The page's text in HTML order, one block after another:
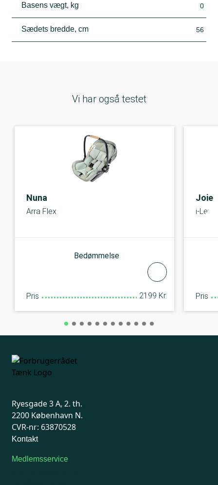
Basens vægt, kg 0
Sædets bredde, cm 56
Vi har også testet
Nuna
Arra Flex
Bedømmelse
Pris 2199 Kr.
Joie
i-
Pris
Ryesgade 3 A, 2. th.
2200 København N.
CVR-nr: 63870528
Kontakt
Medlemsservice